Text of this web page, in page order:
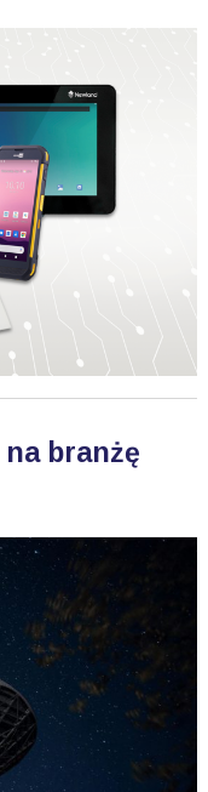
na branżę